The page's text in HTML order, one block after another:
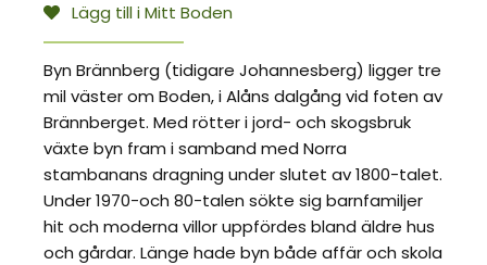
Lägg till i Mitt Boden
Byn Brännberg (tidigare Johannesberg) ligger tre
mil väster om Boden, i Alåns dalgång vid foten av
Brännberget. Med rötter i jord- och skogsbruk
växte byn fram i samband med Norra
stambanans dragning under slutet av 1800-talet.
Under 1970-och 80-talen sökte sig barnfamiljer
hit och moderna villor uppfördes bland äldre hus
och gårdar. Länge hade byn både affär och skola